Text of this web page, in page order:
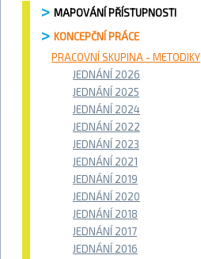
MAPOVÁNÍ PŘÍSTUPNOSTI
KONCEPČNÍ PRÁCE
PRACOVNÍ SKUPINA - METODIKY
JEDNÁNÍ 2026
JEDNÁNÍ 2025
JEDNÁNÍ 2024
JEDNÁNÍ 2022
JEDNÁNÍ 2023
JEDNÁNÍ 2021
JEDNÁNÍ 2019
JEDNÁNÍ 2020
JEDNÁNÍ 2018
JEDNÁNÍ 2017
JEDNÁNÍ 2016